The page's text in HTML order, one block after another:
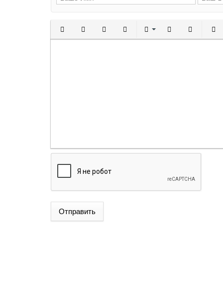
Полужирный
КурсивПодчеркнутый
Зачеркнутый
Отправить